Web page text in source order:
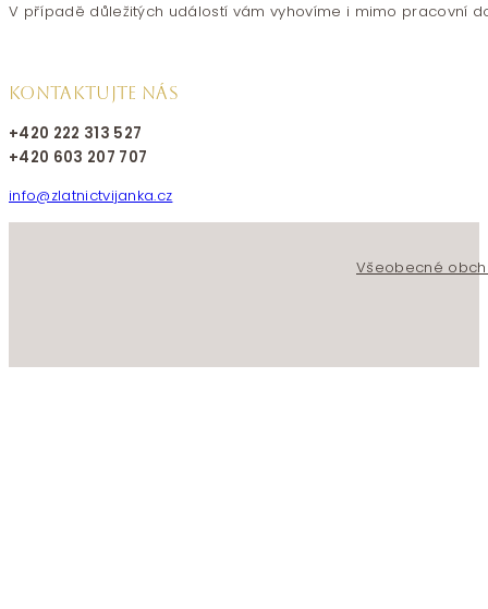
V případě důležitých událostí vám vyhovíme i mimo pracovní
KONTAKTUJTE NÁS
+420 222 313 527
+420 603 207 707
info@zlatnictvijanka.cz
Všeobecné